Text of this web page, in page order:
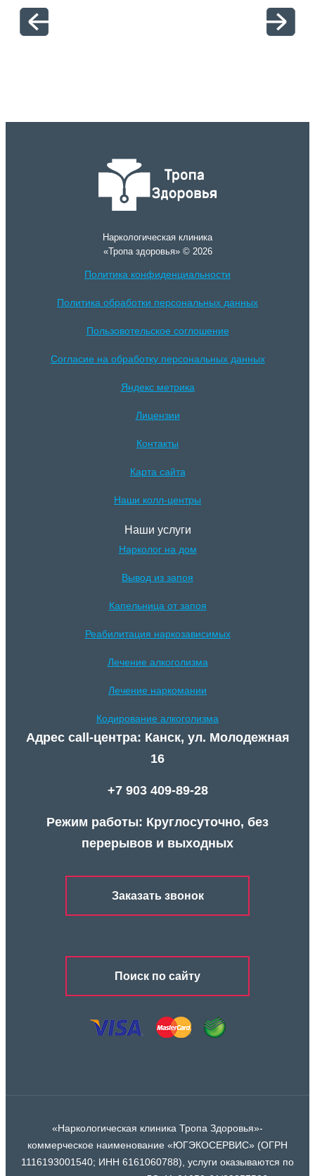
Наркологическая клиника
«Тропа здоровья» © 2026
Политика конфиденциальности
Политика обработки персональных данных
Пользовотельское соглошение
Согласие на обработку персональных данных
Яндекс метрика
Лицензии
Контакты
Карта сайта
Наши колл-центры
Наши услуги
Нарколог на дом
Вывод из запоя
Капельница от запоя
Реабилитация наркозависимых
Лечение алкоголизма
Лечение наркомании
Кодирование алкоголизма
Адрес call-центра: Канск, ул. Молодежная
16
+7 903 409-89-28
Режим работы: Круглосуточно, без
перерывов и выходных
Заказать звонок
Поиск по сайту
«Наркологическая клиника Тропа Здоровья»-
коммерческое наименование «ЮГЭКОСЕРВИС» (ОГРН
1116193001540; ИНН 6161060788), услуги оказываются по